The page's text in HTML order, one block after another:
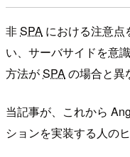
非SPA における注意点
い、サーバサイドを意
方法がSPAの場合と異
当記事が、これから
ションを実装する人の